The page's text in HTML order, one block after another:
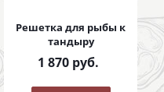
Решетка для рыбы к
тандыру
1 870руб.